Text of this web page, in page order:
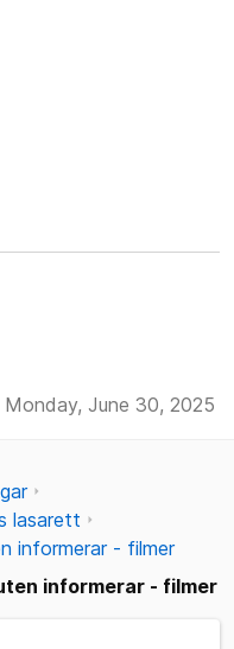
June 30, 2025
lasarett
informerar - filmer
informerar - filmer